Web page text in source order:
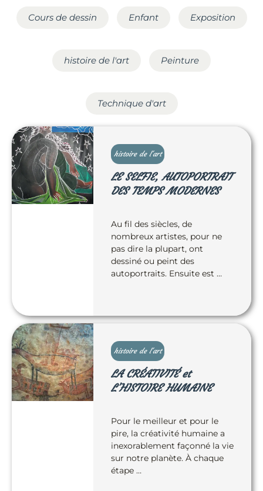
Cours de dessin Enfant Exposition
histoire de l'art Peinture
Technique d'art
histoire de l'art
LE SELFIE, AUTOPORTRAIT
DES TEMPS MODERNES
Au fil des siècles, de
nombreux artistes, pour ne
pas dire la plupart, ont
dessiné ou peint des
autoportraits. Ensuite est …
histoire de l'art
LA CRÉATIVITÉ et
L’HISTOIRE HUMAINE
Pour le meilleur et pour le
pire, la créativité humaine a
inexorablement façonné la vie
sur notre planète. À chaque
étape …